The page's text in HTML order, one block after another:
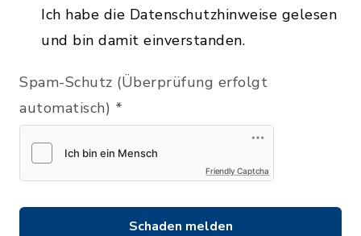
Ich habe die Datenschutzhinweise gelesen
und bin damit einverstanden.
Spam-Schutz (Überprüfung erfolgt
automatisch) *
Friendly Captcha
Schaden melden